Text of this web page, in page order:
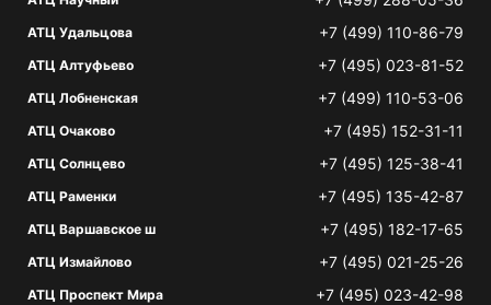
АТЦ Удальцова +7 (499) 110-86-79
АТЦ Алтуфьево +7 (495) 023-81-52
АТЦ Лобненская +7 (499) 110-53-06
АТЦ Очаково +7 (495) 152-31-11
АТЦ Солнцево +7 (495) 125-38-41
АТЦ Раменки +7 (495) 135-42-87
АТЦ Варшавское ш +7 (495) 182-17-65
АТЦ Измайлово +7 (495) 021-25-26
АТЦ Проспект Мира +7 (495) 023-42-98